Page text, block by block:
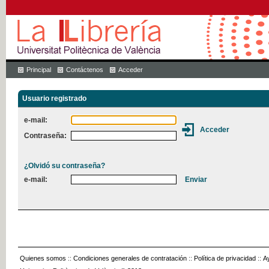
Principal Contáctenos Acceder
Usuario registrado
e-mail:
Contraseña:
¿Olvidó su contraseña?
e-mail:
Quienes somos :: Condiciones generales de contratación :: Política de privacidad ::